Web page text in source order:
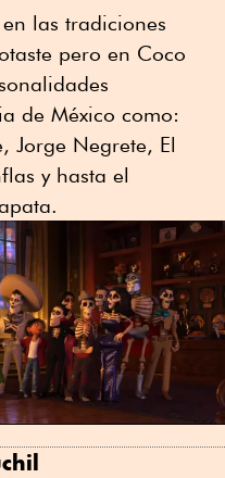
las tradiciones
pero en Coco
de México como:
Jorge Negrete, El
y hasta el